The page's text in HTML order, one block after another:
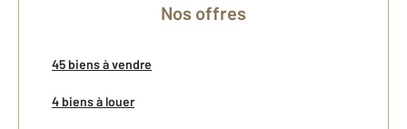
Nos offres
45 biens à vendre
4 biens à louer